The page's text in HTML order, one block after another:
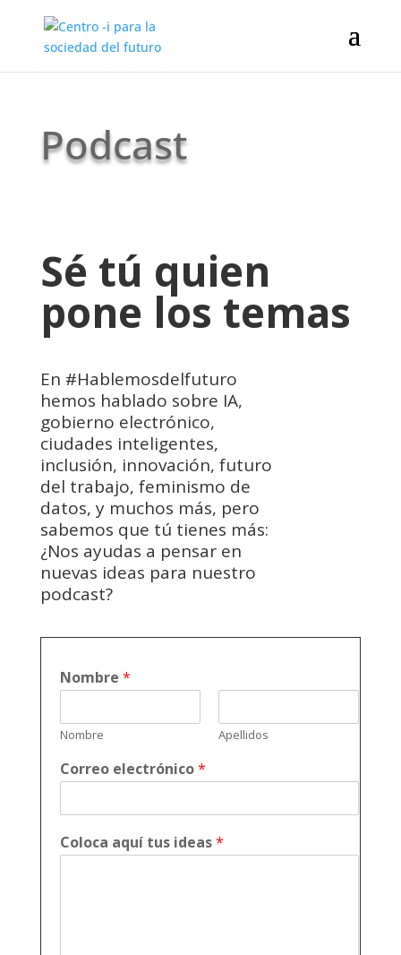
Podcast
Sé tú quien
pone los temas
En #Hablemosdelfuturo
hemos hablado sobre IA,
gobierno electrónico,
ciudades inteligentes,
inclusión, innovación, futuro
del trabajo, feminismo de
datos, y muchos más, pero
sabemos que tú tienes más:
¿Nos ayudas a pensar en
nuevas ideas para nuestro
podcast?
Nombre *
Nombre Apellidos
Correo electrónico*
Coloca aquí tus ideas*